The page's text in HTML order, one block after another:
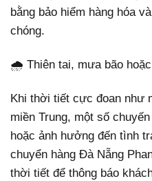
bằng bảo hiểm hàng hóa
chóng.
🌧️ Thiên tai, mưa bão
Khi thời tiết cực đoan như
miền Trung, một số
hoặc ảnh hưởng đến tình
chuyển hàng Đà Nẵng
thời tiết để thông báo